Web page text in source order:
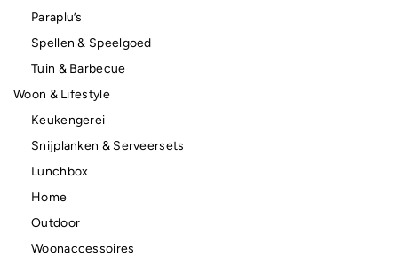
Paraplu’s
Spellen & Speelgoed
Tuin & Barbecue
Woon & Lifestyle
Keukengerei
Snijplanken & Serveersets
Lunchbox
Home
Outdoor
Woonaccessoires